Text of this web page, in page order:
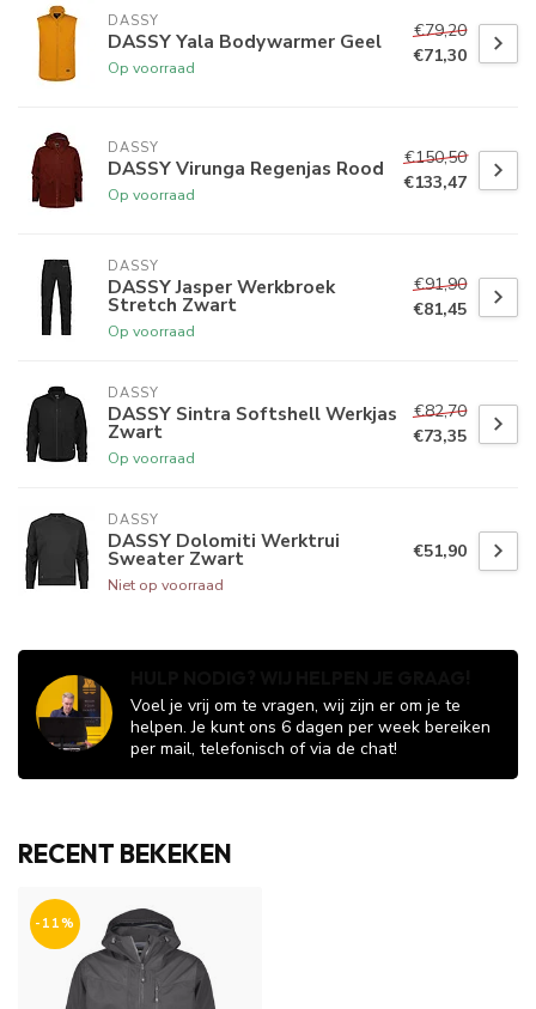
DASSY
DASSY Yala Bodywarmer Geel
Op voorraad
€79,20
€71,30
DASSY
DASSY Virunga Regenjas Rood
Op voorraad
€150,50
€133,47
DASSY
DASSY Jasper Werkbroek
Stretch Zwart
Op voorraad
€91,90
€81,45
DASSY
DASSY Sintra Softshell Werkjas
Zwart
Op voorraad
€82,70
€73,35
DASSY
DASSY Dolomiti Werktrui
Sweater Zwart
Niet op voorraad
€51,90
Voel je vrij om te vragen, wij zijn er om je te
helpen. Je kunt ons 6 dagen per week bereiken
per mail, telefonisch of via de chat!
RECENT BEKEKEN
-11%